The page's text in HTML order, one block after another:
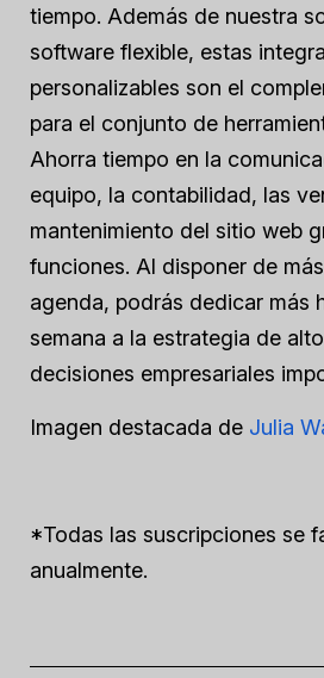
tiempo. Además de nuestra
software flexible, estas
personalizables son el
para el conjunto de
Ahorra tiempo en la
equipo, la contabilidad, las
mantenimiento del sitio web
funciones. Al disponer de
agenda, podrás dedicar más
semana a la estrategia de
decisiones empresariales
Imagen destacada de Julia
*Todas las suscripciones se
anualmente.